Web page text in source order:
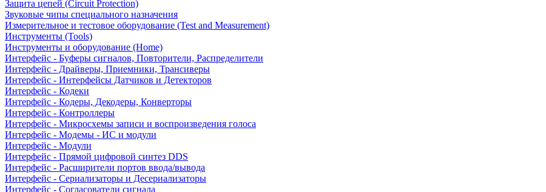
Защита цепей (Circuit Protection)
Звуковые чипы специального назначения
Измерительное и тестовое оборудование (Test and Measurement)
Инструменты (Tools)
Инструменты и оборудование (Home)
Интерфейс - Буферы сигналов, Повторители, Распределители
Интерфейс - Драйверы, Приемники, Трансиверы
Интерфейс - Интерфейсы Датчиков и Детекторов
Интерфейс - Кодеки
Интерфейс - Кодеры, Декодеры, Конверторы
Интерфейс - Контроллеры
Интерфейс - Микросхемы записи и воспроизведения голоса
Интерфейс - Модемы - ИС и модули
Интерфейс - Модули
Интерфейс - Прямой цифровой синтез DDS
Интерфейс - Расширители портов ввода/вывода
Интерфейс - Сериализаторы и Десериализаторы
Интерфейс - Согласователи сигнала